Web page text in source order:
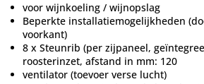
voor wijnkoeling / wijnopslag
Beperkte installatiemogelijkheden
voorkant)
8 x Steunrib (per zijpaneel,
roosterinzet, afstand in mm: 120
ventilator (toevoer verse lucht)